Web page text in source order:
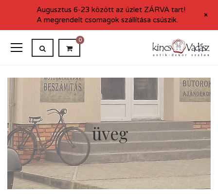
0
üveg
Augusztus 6-23 között az üzlet ZÁRVA tart!
A megrendelt csomagok szállítása csúszik.
+